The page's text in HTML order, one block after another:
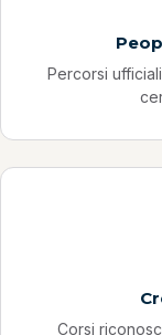
Percorsi
Corsi